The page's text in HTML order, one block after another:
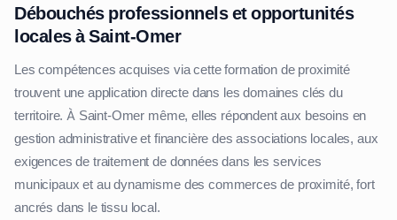
Débouchés professionnels et opportunités
locales à Saint-Omer
Les compétences acquises via cette formation de proximité
trouvent une application directe dans les domaines clés du
territoire. À Saint-Omer même, elles répondent aux besoins en
gestion administrative et financière des associations locales, aux
exigences de traitement de données dans les services
municipaux et au dynamisme des commerces de proximité, fort
ancrés dans le tissu local.